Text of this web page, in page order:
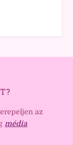
az
média